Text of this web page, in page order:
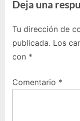
entradas
e
i
o
u
P
Deja una
Tu dirección de
publicada. Los
con *
Comentario *